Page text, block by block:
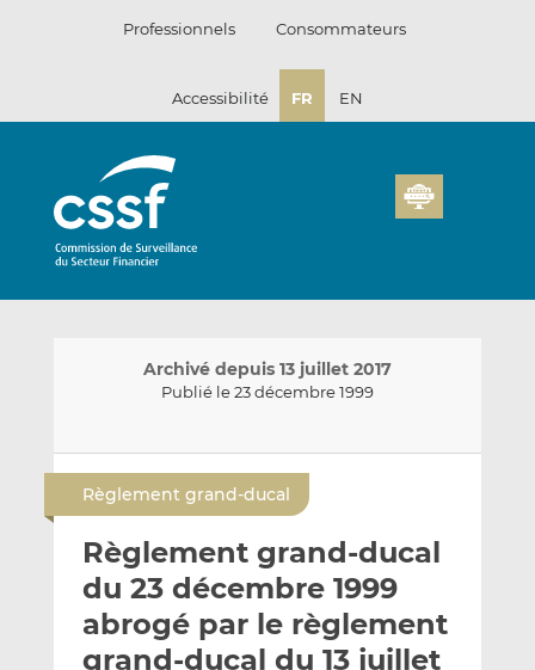
Professionnels Consommateurs
Accessibilité FR EN
Archivé depuis 13 juillet 2017
Publié le 23 décembre 1999
n
v
o
y
e
r
p
a
r
t
a
g
e
r
a
r
t
a
g
e
r
s
Règlement grand-ducal
Règlement grand-ducal
du 23 décembre 1999
abrogé par le règlement
grand-ducal du 13 juillet